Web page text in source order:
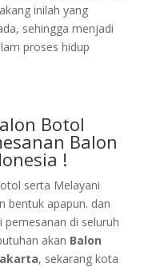
inilah yang
sehingga menjadi
proses hidup
Botol
Balon
!
serta Melayani
bentuk apapun. dan
di seluruh
akan Balon
, sekarang kota